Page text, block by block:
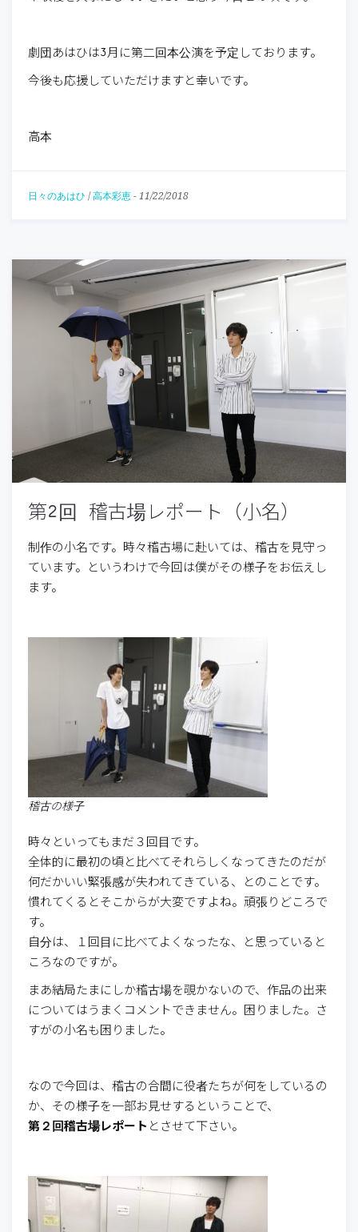
劇団あはひは3月に第二回本公演を予定しております。
今後も応援していただけますと幸いです。
高本
日々のあはひ / 高本彩恵 - 11/22/2018
第2回 稽古場レポート（小名）
制作の小名です。時々稽古場に赴いては、稽古を見守っ
ています。というわけで今回は僕がその様子をお伝えし
ます。
稽古の様子
時々といってもまだ３回目です。
全体的に最初の頃と比べてそれらしくなってきたのだが
何だかいい緊張感が失われてきている、とのことです。
慣れてくるとそこからが大変ですよね。頑張りどころで
す。
自分は、１回目に比べてよくなったな、と思っていると
ころなのですが。
まあ結局たまにしか稽古場を覗かないので、作品の出来
についてはうまくコメントできません。困りました。さ
すがの小名も困りました。
なので今回は、稽古の合間に役者たちが何をしているの
か、その様子を一部お見せするということで、
第２回稽古場レポート とさせて下さい。